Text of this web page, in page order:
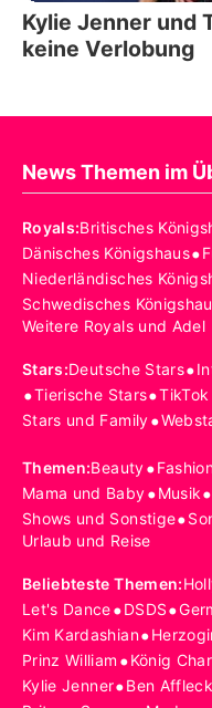
Kylie Jenner und
keine Verlobung
News Themen im
Royals:Britisches
Dänisches Königshaus•
Niederländisches
Schwedisches
Weitere Royals und Adel
Stars:Deutsche Stars•
•Tierische Stars•
Stars und Family•
Themen:Beauty•
Mama und Baby•Musik•
Shows und Sonstige•
Urlaub und Reise
Beliebteste Themen:
Let's Dance•DSDS•
Kim Kardashian•
Prinz William •König
Kylie Jenner•Ben Affleck